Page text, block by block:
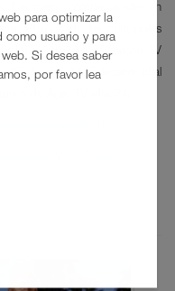
para optimizar la
como usuario y para
Si desea saber
por favor lea
Discovery, compañía líder en
a través de las principales
Plus+ (dial 40), Vodafone TV
16), R (dial 22), Telecable (dial
de Agile TV (dial 24).